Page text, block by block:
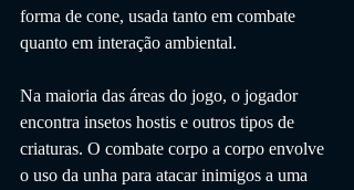
forma de cone, usada tanto em combate
quanto em interação ambiental.
Na maioria das áreas do jogo, o jogador
encontra insetos hostis e outros tipos de
criaturas. O combate corpo a corpo envolve
o uso da unha para atacar inimigos a uma